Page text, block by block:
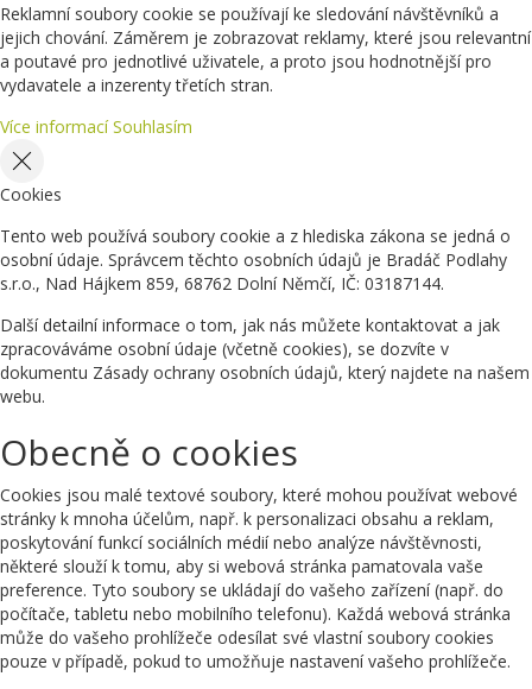
Reklamní soubory cookie se používají ke sledování návštěvníků a
jejich chování. Záměrem je zobrazovat reklamy, které jsou relevantní
a poutavé pro jednotlivé uživatele, a proto jsou hodnotnější pro
vydavatele a inzerenty třetích stran.
Více informací Souhlasím
Cookies
Tento web používá soubory cookie a z hlediska zákona se jedná o
osobní údaje. Správcem těchto osobních údajů je Bradáč Podlahy
s.r.o., Nad Hájkem 859, 68762 Dolní Němčí, IČ: 03187144.
Další detailní informace o tom, jak nás můžete kontaktovat a jak
zpracováváme osobní údaje (včetně cookies), se dozvíte v
dokumentu Zásady ochrany osobních údajů, který najdete na našem
webu.
Obecně o cookies
Cookies jsou malé textové soubory, které mohou používat webové
stránky k mnoha účelům, např. k personalizaci obsahu a reklam,
poskytování funkcí sociálních médií nebo analýze návštěvnosti,
některé slouží k tomu, aby si webová stránka pamatovala vaše
preference. Tyto soubory se ukládají do vašeho zařízení (např. do
počítače, tabletu nebo mobilního telefonu). Každá webová stránka
může do vašeho prohlížeče odesílat své vlastní soubory cookies
pouze v případě, pokud to umožňuje nastavení vašeho prohlížeče.